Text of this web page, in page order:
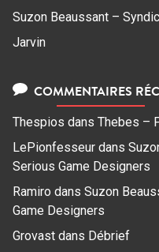
Suzon Beaussant –
Jarvin
COMMENTAIRES
Thespios dans Thebes –
LePionfesseur dans
Serious Game Designers
Ramiro dans Suzon
Game Designers
Grovast dans Débrief